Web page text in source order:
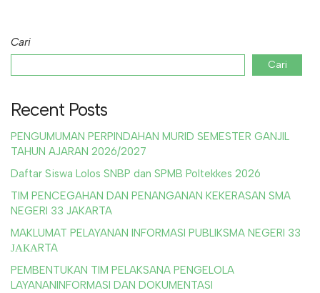
Cari
Cari
Recent Posts
PENGUMUMAN PERPINDAHAN MURID SEMESTER GANJIL
TAHUN AJARAN 2026/2027
Daftar Siswa Lolos SNBP dan SPMB Poltekkes 2026
TIM PENCEGAHAN DAN PENANGANAN KEKERASAN SMA
NEGERI 33 JAKARTA
MAKLUMAT PELAYANAN INFORMASI PUBLIKSMA NEGERI 33
ЈАКАRTA
PEMBENTUKAN TIM PELAKSANA PENGELOLA
LAYANANINFORMASI DAN DOKUMENTASI